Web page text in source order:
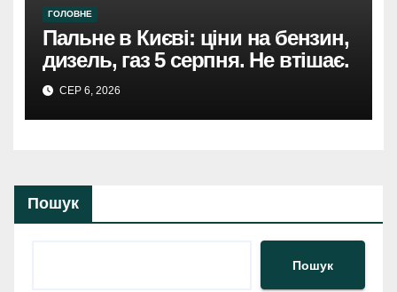
ГОЛОВНЕ
Пальне в Києві: ціни на бензин,
дизель, газ 5 серпня. Не втішає.
СЕР 6, 2026
Пошук
Пошук